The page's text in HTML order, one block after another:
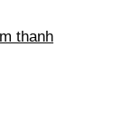
thanh